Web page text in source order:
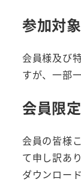
参加対象
会員様及び
すが、一部
会員限
会員の皆様
て申し訳あ
ダウンロー